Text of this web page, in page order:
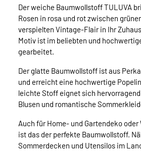
Der weiche Baumwollstoff TULUVA
Rosen in rosa und rot zwischen
verspielten Vintage-Flair in Ihr
Motiv ist im beliebten und
gearbeitet.
Der glatte Baumwollstoff ist aus
und erreicht eine hochwertige
leichte Stoff eignet sich
Blusen und romantische
Auch für Home- und Gartendeko
ist das der perfekte Baumwollstoff.
Sommerdecken und Utensilos im